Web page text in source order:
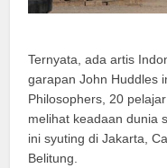
Ternyata, ada artis
garapan John Huddles
Philosophers, 20
melihat keadaan dunia
ini syuting di Jakarta,
Belitung.